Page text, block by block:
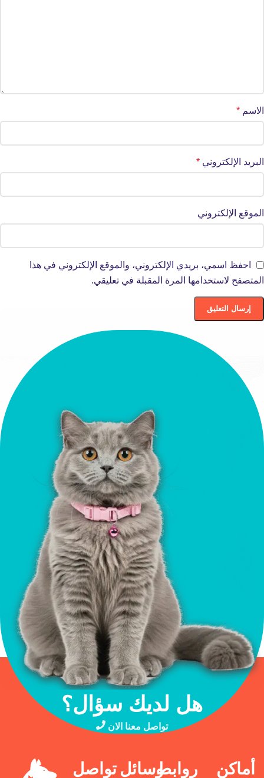
الاسم *
البريد الإلكتروني *
الموقع الإلكتروني
احفظ اسمي، بريدي الإلكتروني، والموقع الإلكتروني في هذا
المتصفح لاستخدامها المرة المقبلة في تعليقي.
هل لديك سؤال؟
تواصل معنا الان
أماكن روابطوسائل تواصل